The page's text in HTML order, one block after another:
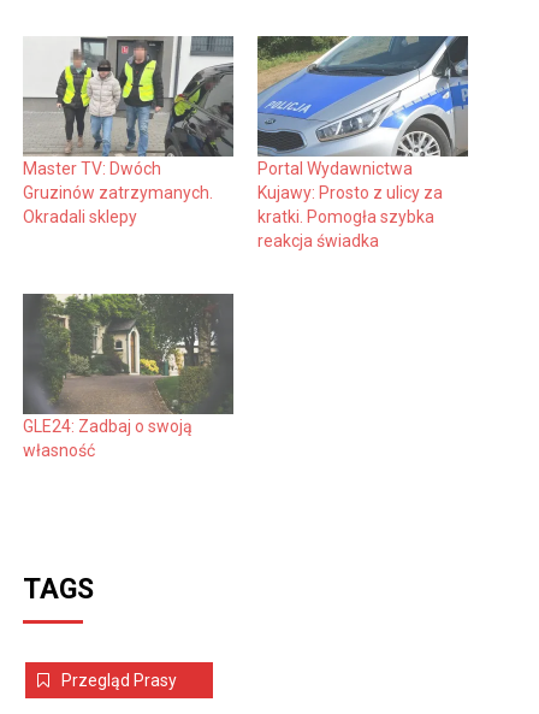
Master TV: Dwóch
Gruzinów zatrzymanych.
Okradali sklepy
Portal Wydawnictwa
Kujawy: Prosto z ulicy za
kratki. Pomogła szybka
reakcja świadka
GLE24: Zadbaj o swoją
własność
TAGS
Przegląd Prasy